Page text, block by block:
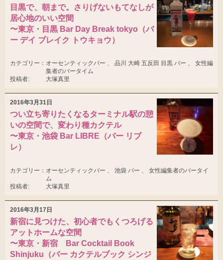
目黒で、朝まで。さりげないもてなしが
居心地のいい空間
〜東京・目黒 Bar Day Break tokyo（バ
ー デイ ブレイク トウキョウ）
カテゴリー： オーセンティックバー 、 品川 大崎 五反田 目黒 バー 、 女性編
集者のバータイム
投稿者:
大塚真里
2016年3月31日
つい立ち寄りたくなるターミナル駅の憩
いの空間で、変わり種カクテル
〜東京・池袋 Bar LIBRE（バー リブ
レ）
カテゴリー： オーセンティックバー 、 池袋 バー 、 女性編集者のバータイ
ム
投稿者:
大塚真里
2016年3月17日
新宿に見つけた、初心者でもくつろげる
アットホームな空間
〜東京・新宿 Bar Cocktail Book
Shinjuku（バー カクテルブック シンジ